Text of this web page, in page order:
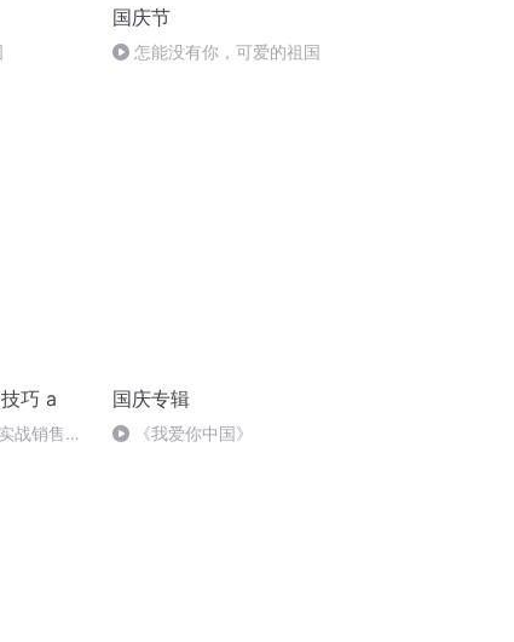
国庆节
怎能没有你，可爱的祖国
巧 a
战销售技
国庆专辑
《我爱你中国》